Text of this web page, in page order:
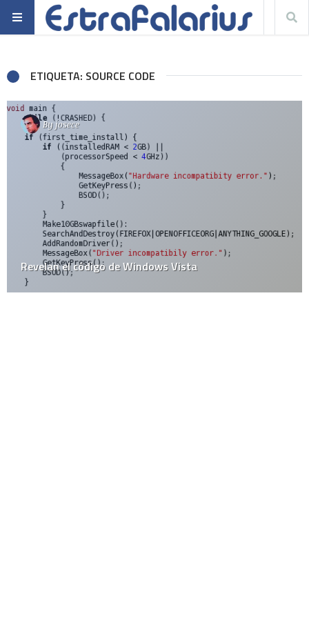
ETIQUETA: SOURCE CODE
Byjosece
Revelan el código de Windows Vista